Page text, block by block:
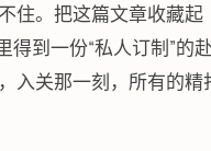
住。把这篇文章收藏起
得到一份“私人订制”的
入关那一刻，所有的精